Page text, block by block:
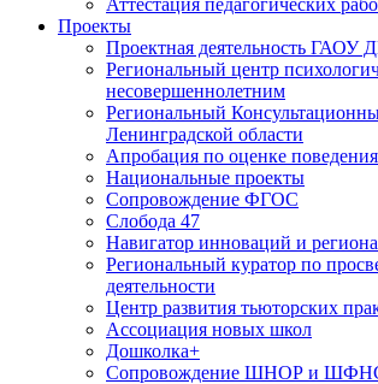
Аттестация педагогических
Проекты
Проектная деятельность
Региональный центр
несовершеннолетним
Региональный
Ленинградской области
Апробация по оценке
Национальные проекты
Сопровождение ФГОС
Слобода 47
Навигатор инноваций и
Региональный куратор по
деятельности
Центр развития тьюторских
Ассоциация новых школ
Дошколка+
Сопровождение ШНОР и